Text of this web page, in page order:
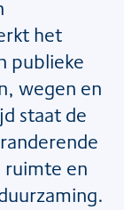
het
publieke
wegen en
staat de
ruimte en